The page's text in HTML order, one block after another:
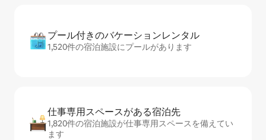
プール付きのバ⁠ケ⁠ー⁠シ⁠ョ⁠ンレ⁠ン⁠タ⁠ル
1,520件の宿泊施設にプールがあります
仕事専用ス⁠ペ⁠ー⁠スがあ⁠る宿⁠泊⁠先
1,820件の宿泊施設が仕事専用スペースを備えてい
ます